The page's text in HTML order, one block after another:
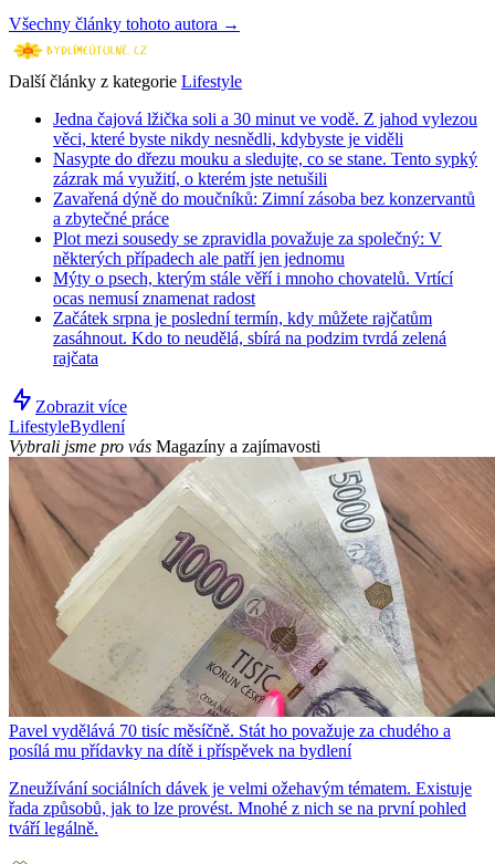
Všechny články tohoto autora →
Další články z kategorie Lifestyle
Jedna čajová lžička soli a 30 minut ve vodě. Z jahod vylezou
věci, které byste nikdy nesnědli, kdybyste je viděli
Nasypte do dřezu mouku a sledujte, co se stane. Tento sypký
zázrak má využití, o kterém jste netušili
Zavařená dýně do moučníků: Zimní zásoba bez konzervantů
a zbytečné práce
Plot mezi sousedy se zpravidla považuje za společný: V
některých případech ale patří jen jednomu
Mýty o psech, kterým stále věří i mnoho chovatelů. Vrtící
ocas nemusí znamenat radost
Začátek srpna je poslední termín, kdy můžete rajčatům
zasáhnout. Kdo to neudělá, sbírá na podzim tvrdá zelená
rajčata
Zobrazit více
LifestyleBydlení
Vybrali jsme pro vás Magazíny a zajímavosti
Pavel vydělává 70 tisíc měsíčně. Stát ho považuje za chudého a
posílá mu přídavky na dítě i příspěvek na bydlení
Zneužívání sociálních dávek je velmi ožehavým tématem. Existuje
řada způsobů, jak to lze provést. Mnohé z nich se na první pohled
tváří legálně.